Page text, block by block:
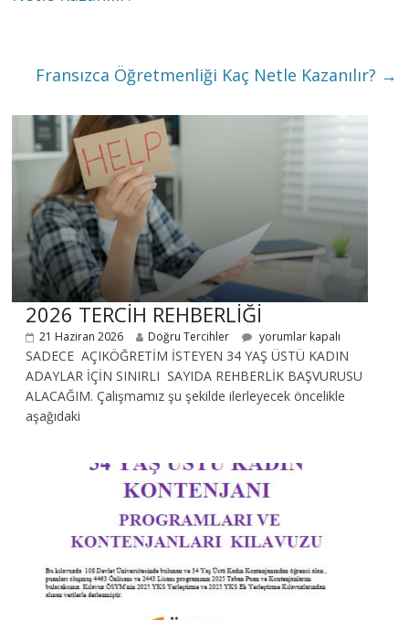
Fransızca Öğretmenliği Kaç Netle Kazanılır? →
2026 TERCİH REHBERLİĞİ
21 Haziran 2026 Doğru Tercihler yorumlar kapalı
SADECE AÇIKÖĞRETİM İSTEYEN 34 YAŞ ÜSTÜ KADIN
ADAYLAR İÇİN SINIRLI SAYIDA REHBERLİK BAŞVURUSU
ALACAĞIM. Çalışmamız şu şekilde ilerleyecek öncelikle
aşağıdaki